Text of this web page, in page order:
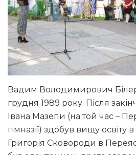
Вадим Володимирович
грудня 1989 року. Після
Івана Мазепи (на той час –
гімназії) здобув вищу освіту в
Григорія Сковороди в